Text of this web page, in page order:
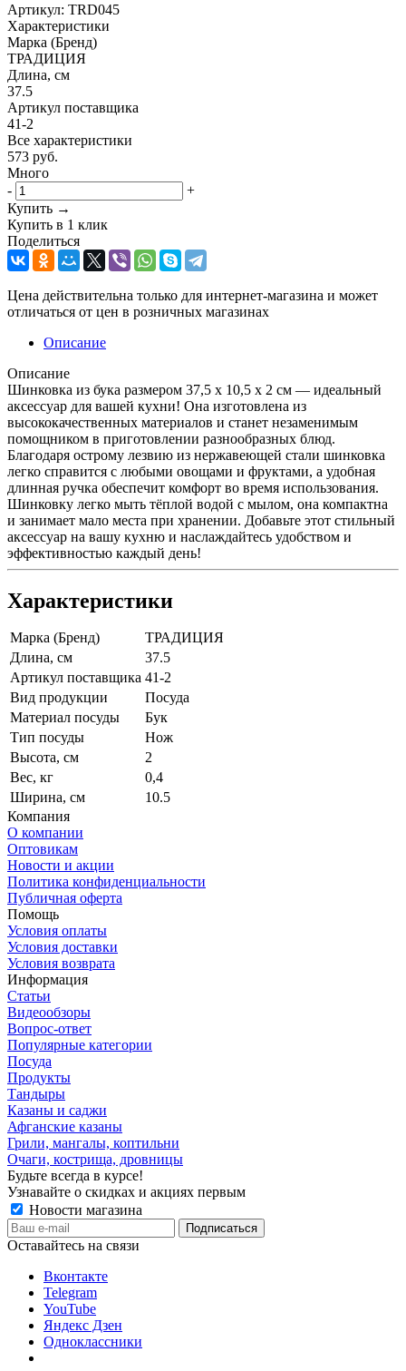
Артикул: TRD045
Характеристики
Марка (Бренд)
ТРАДИЦИЯ
Длина, см
37.5
Артикул поставщика
41-2
Все характеристики
573 руб.
Много
-
+
Купить →
Купить в 1 клик
Поделиться
Цена действительна только для интернет-магазина и может
отличаться от цен в розничных магазинах
Описание
Описание
Шинковка из бука размером 37,5 x 10,5 x 2 см — идеальный
аксессуар для вашей кухни! Она изготовлена из
высококачественных материалов и станет незаменимым
помощником в приготовлении разнообразных блюд.
Благодаря острому лезвию из нержавеющей стали шинковка
легко справится с любыми овощами и фруктами, а удобная
длинная ручка обеспечит комфорт во время использования.
Шинковку легко мыть тёплой водой с мылом, она компактна
и занимает мало места при хранении. Добавьте этот стильный
аксессуар на вашу кухню и наслаждайтесь удобством и
эффективностью каждый день!
Характеристики
Марка (Бренд)
ТРАДИЦИЯ
Длина, см
37.5
Артикул поставщика 41-2
Вид продукции
Посуда
Материал посуды
Бук
Тип посуды
Нож
Высота, см
2
Вес, кг
0,4
Ширина, см
10.5
Компания
О компании
Оптовикам
Новости и акции
Политика конфиденциальности
Публичная оферта
Помощь
Условия оплаты
Условия доставки
Условия возврата
Информация
Статьи
Видеообзоры
Вопрос-ответ
Популярные категории
Посуда
Продукты
Тандыры
Казаны и саджи
Афганские казаны
Грили, мангалы, коптильни
Очаги, кострища, дровницы
Будьте всегда в курсе!
Узнавайте о скидках и акциях первым
Новости магазина
Оставайтесь на связи
Вконтакте
Telegram
YouTube
Яндекс Дзен
Одноклассники